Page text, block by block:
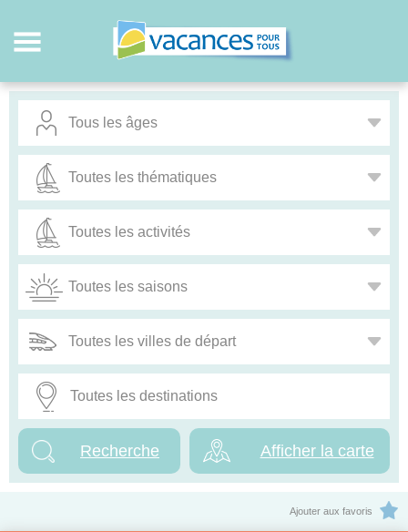
Afficher la carte
Ajouter aux favoris